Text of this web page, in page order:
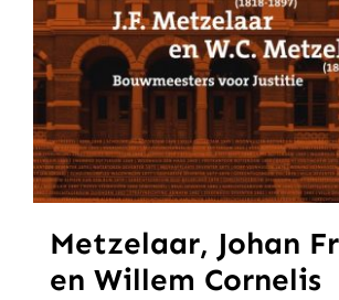
Metzelaar, Johan
en Willem Cornelis